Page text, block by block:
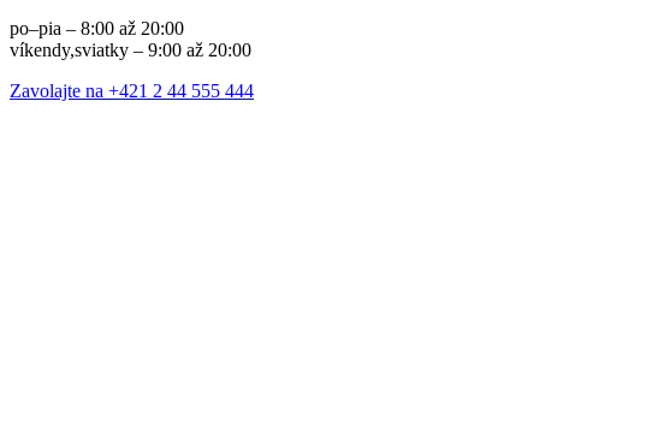
po–pia – 8:00 až 20:00
víkendy,sviatky – 9:00 až 20:00
Zavolajte na +421 2 44 555 444